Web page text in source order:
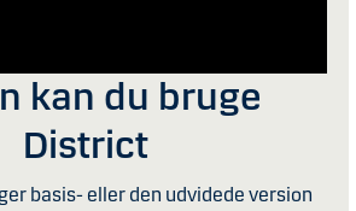
kan du bruge
District
basis- eller den udvidede version